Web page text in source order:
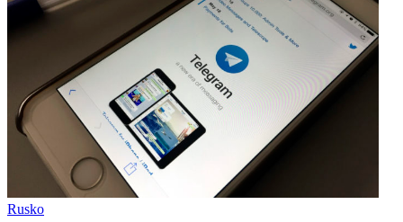
Rusko